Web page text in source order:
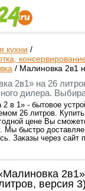
кухни /
/ Малиновка 2в1
2в1» на 26
дилера.
в 1» - бытовое
26 литров.
цене Вы
Мы быстро
Заказы через сайт
версия 3)